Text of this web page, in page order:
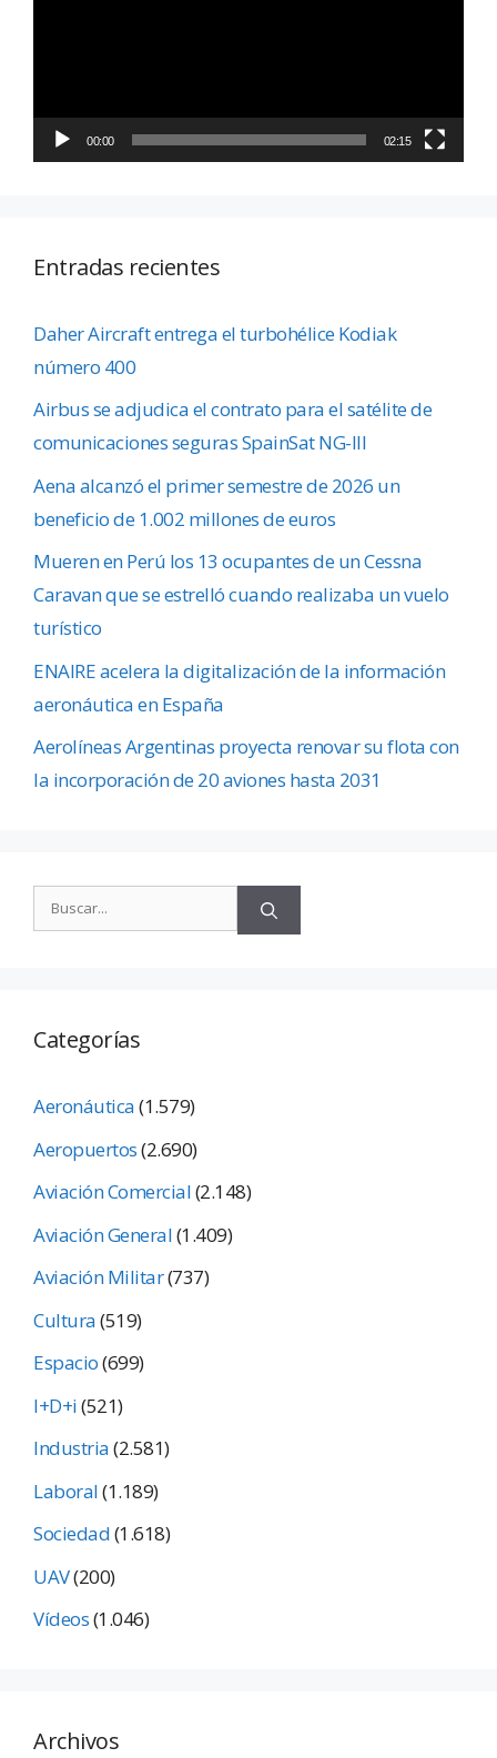
00:00 02:15
Entradas recientes
Daher Aircraft entrega el turbohélice Kodiak
número 400
Airbus se adjudica el contrato para el satélite de
comunicaciones seguras SpainSat NG-III
Aena alcanzó el primer semestre de 2026 un
beneficio de 1.002 millones de euros
Mueren en Perú los 13 ocupantes de un Cessna
Caravan que se estrelló cuando realizaba un vuelo
turístico
ENAIRE acelera la digitalización de la información
aeronáutica en España
Aerolíneas Argentinas proyecta renovar su flota con
la incorporación de 20 aviones hasta 2031
Categorías
Aeronáutica(1.579)
Aeropuertos(2.690)
Aviación Comercial(2.148)
Aviación General(1.409)
Aviación Militar(737)
Cultura(519)
Espacio(699)
I+D+i(521)
Industria(2.581)
Laboral(1.189)
Sociedad(1.618)
UAV(200)
Vídeos(1.046)
Archivos